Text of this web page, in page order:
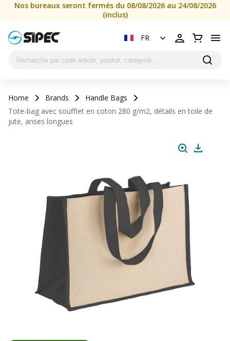
Nos bureaux seront fermés du 08/08/2026 au 24/08/2026
(inclus)
FR
Home Brands
Handle Bags
Tote-bag avec soufflet en coton 280 g/m2, détails en toile de
jute, anses longues